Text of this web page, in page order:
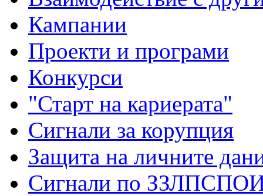
Кампании
Проекти и програми
Конкурси
"Старт на кариерата"
Сигнали за корупция
Защита на личните
Сигнали по